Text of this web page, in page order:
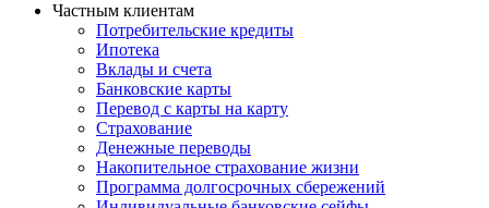
Частным клиентам
Потребительские кредиты
Ипотека
Вклады и счета
Банковские карты
Перевод с карты на карту
Страхование
Денежные переводы
Накопительное страхование жизни
Программа долгосрочных сбережений